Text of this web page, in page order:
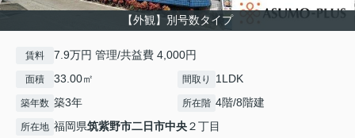
【外観】別号数タイプ
賃料 7.9万円 管理/共益費 4,000円
面積 33.00㎡ 間取り 1LDK
築年数 築3年 所在階 4階/8階建
所在地 福岡県筑紫野市二日市中央２丁目